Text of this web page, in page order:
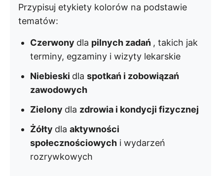
Przypisuj etykiety kolorów na podstawie
tematów:
Czerwony dla pilnych zadań , takich jak
terminy, egzaminy i wizyty lekarskie
Niebieski dla spotkań i zobowiązań
zawodowych
Zielony dla zdrowia i kondycji fizycznej
Żółty dla aktywności
społecznościowych i wydarzeń
rozrywkowych